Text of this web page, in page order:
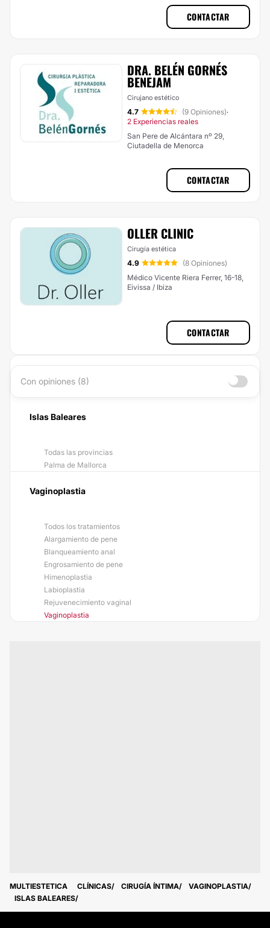
CONTACTAR
DRA. BELÉN GORNÉS
BENEJAM
Cirujano estético
4.7 (9 Opiniones)·
2 Experiencias reales
San Pere de Alcántara nº 29,
Ciutadella de Menorca
CONTACTAR
OLLER CLINIC
Cirugía estética
4.9
(8 Opiniones)
Médico Vicente Riera Ferrer, 16-18,
Eivissa / Ibiza
CONTACTAR
Con opiniones (8)
Islas Baleares
Todas las provincias
Palma de Mallorca
Vaginoplastia
Todos los tratamientos
Alargamiento de pene
Blanqueamiento anal
Engrosamiento de pene
Himenoplastia
Labioplastia
Rejuvenecimiento vaginal
Vaginoplastia
MULTIESTETICA CLÍNICAS CIRUGÍA ÍNTIMA
VAGINOPLASTIA
ISLAS BALEARES